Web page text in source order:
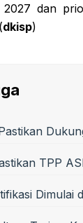
dan
dkisp)
TPP
Dimulai